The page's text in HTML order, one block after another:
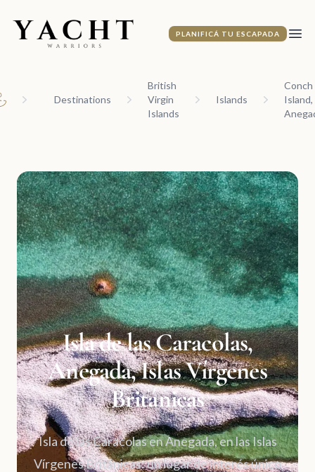
Yacht Warriors
PLANIFICÁ TU ESCAPADA
Destinations
British
Virgin
Islands
Islands
Conch
Island,
Isla de las Caracolas,
Anegada, Islas Vírgenes
Británicas
Isla de las Caracolas en Anegada, en las Islas
Vírgenes Británicas: un lugar de interés único